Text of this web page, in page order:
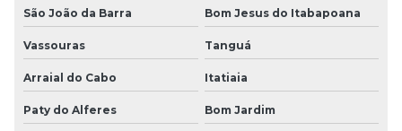
São João da Barra Bom Jesus do Itabapoana
Vassouras Tanguá
Arraial do Cabo Itatiaia
Paty do Alferes Bom Jardim